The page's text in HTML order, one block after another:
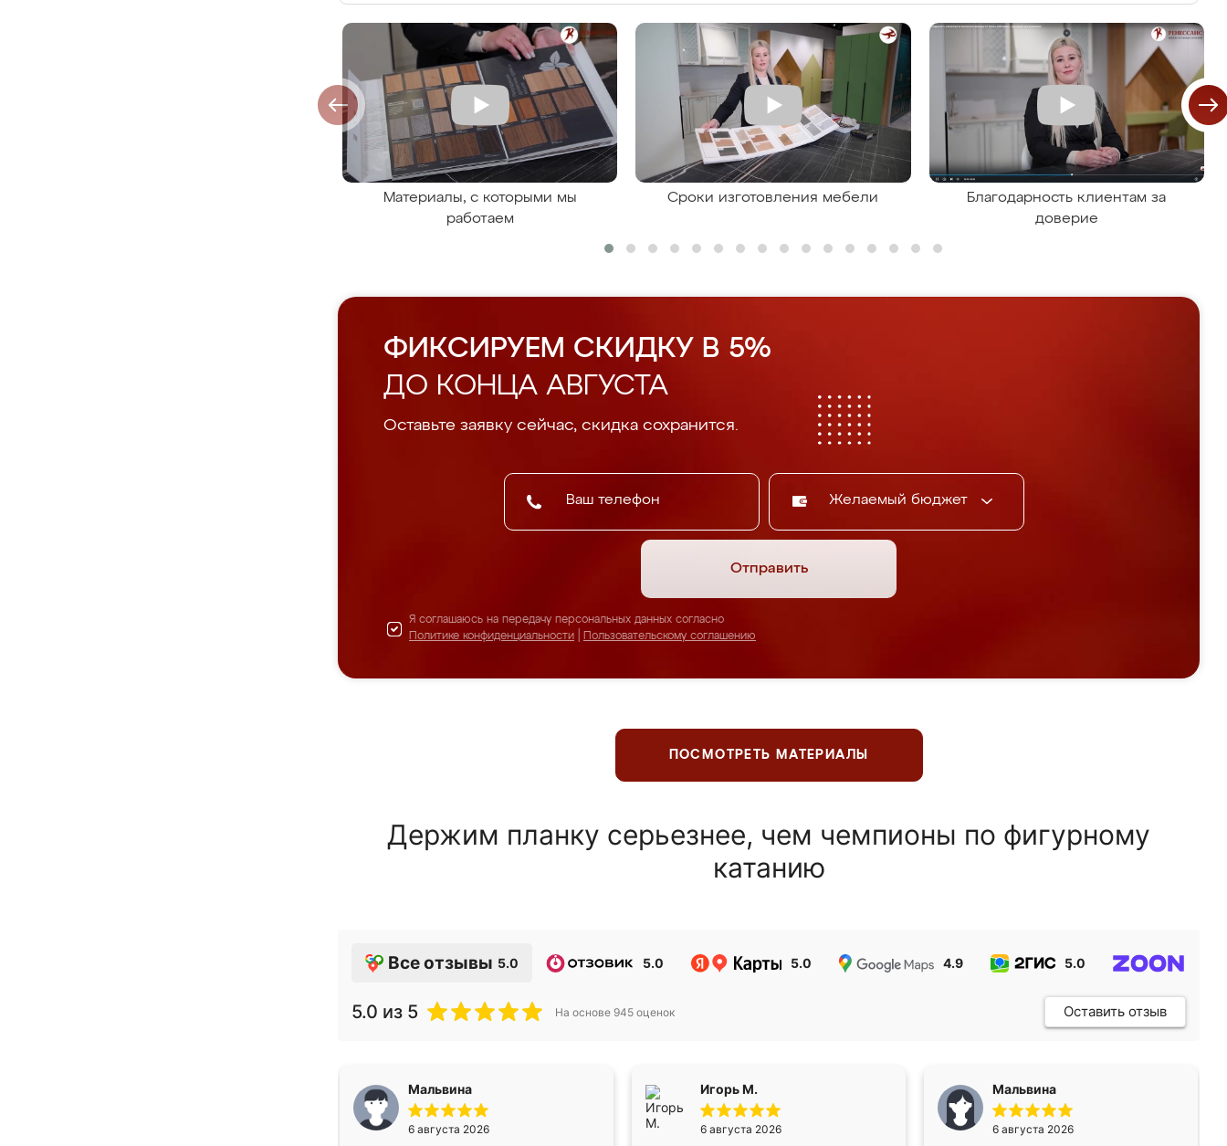
Материалы, с которыми мы
работаем
Сроки изготовления мебели
Благодарность клиентам за
доверие
ФИКСИРУЕМ СКИДКУ В 5%
ДО КОНЦА АВГУСТА
Оставьте заявку сейчас, скидка сохранится.
Желаемый бюджет
Отправить
Я соглашаюсь на передачу персональных данных согласно
Политике конфиденциальности
Пользовательскому соглашению
ПОСМОТРЕТЬ МАТЕРИАЛЫ
Держим планку серьезнее, чем чемпионы по фигурному
катанию
Все отзывы 5.0 5.0 5.0 4.9 5.0
5.0 из 5 На основе 945 оценок Оставить отзыв
Мальвина
6 августа 2026
Игорь М.
6 августа 2026
Мальвина
6 августа 2026